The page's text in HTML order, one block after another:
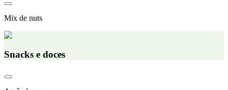
Mix de nuts
Snacks e doces